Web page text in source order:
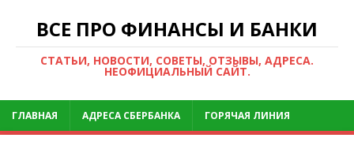
ВСЕ ПРО ФИНАНСЫ И БАНКИ
СТАТЬИ, НОВОСТИ, СОВЕТЫ, ОТЗЫВЫ, АДРЕСА.
НЕОФИЦИАЛЬНЫЙ САЙТ.
ГЛАВНАЯ АДРЕСА СБЕРБАНКА ГОРЯЧАЯ ЛИНИЯ